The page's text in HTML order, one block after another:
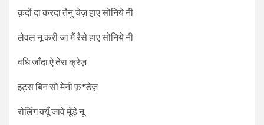
क़दों दा करदा तैनु चेज़ हाए सोनिये नी
लेवल नू करी जा मैं रैसे हाए सोनिये नी
वधि जाँदा ऐ तेरा क्रेज़
इट्स बिन सो मेनी फ़*डेज़
रोलिंग क्यूँ जावे मूँड़े नू